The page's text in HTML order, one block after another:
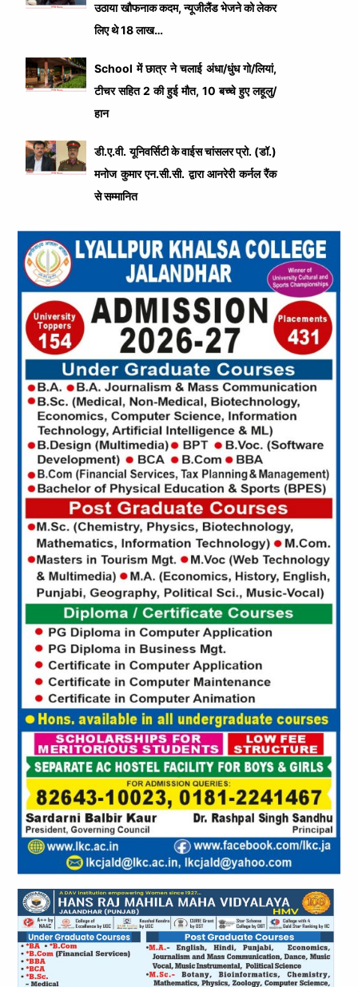
उठाया खौफनाक कदम, न्यूजीलैंड भेजने को लेकर
लिए थे 18 लाख…
School में छात्र ने चलाई अंधा/धुंध गो/लियां,
टीचर सहित 2 की हुई मौत, 10 बच्चे हुए लहूलु/
हान
डी.ए.वी. यूनिवर्सिटी के वाईस चांसलर प्रो. (डॉ.)
मनोज कुमार एन.सी.सी. द्वारा आनरेरी कर्नल रैंक
से सम्मानित